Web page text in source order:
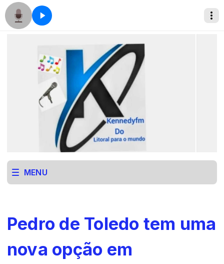
MENU
Pedro de Toledo tem uma
nova opção em